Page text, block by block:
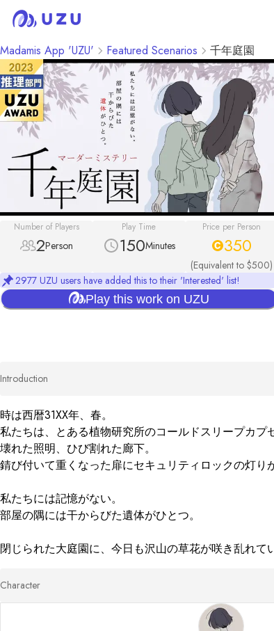
Madamis App 'UZU' Featured Scenarios 千年庭園
Number of Players
2Person
Play Time
150Minutes
Price per Person
350
(Equivalent to $500)
2977 UZU users have added this to their 'Interested' list!
Play this work on UZU
Introduction
時は西暦31XX年、春。
私たちは、とある植物研究所のコールドスリープカプ
壊れた照明、ひび割れた廊下。
錆び付いて重くなった扉にセキュリティロックの灯り
私たちには記憶がない。
部屋の隅には干からびた遺体がひとつ。
閉じられた大庭園に、今日も沢山の草花が咲き乱れて
Character